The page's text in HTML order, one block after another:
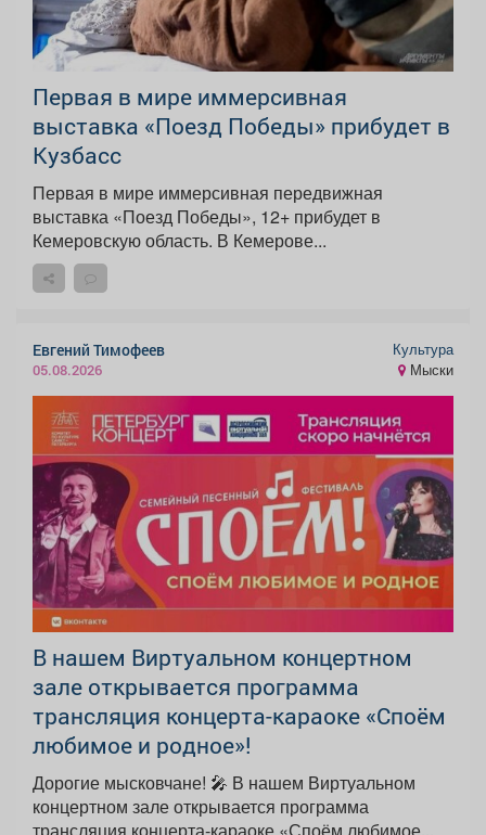
Первая в мире иммерсивная
выставка «Поезд Победы» прибудет в
Кузбасс
Первая в мире иммерсивная передвижная
выставка «Поезд Победы», 12+ прибудет в
Кемеровскую область. В Кемерове...
Евгений Тимофеев
05.08.2026
Культура
Мыски
В нашем Виртуальном концертном
зале открывается программа
трансляция концерта-караоке «Споём
любимое и родное»!
Дорогие мысковчане! 🎤 В нашем Виртуальном
концертном зале открывается программа